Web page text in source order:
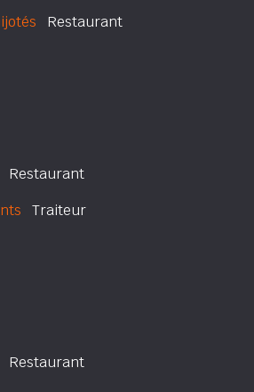
Restaurant
Restaurant
Traiteur
Restaurant